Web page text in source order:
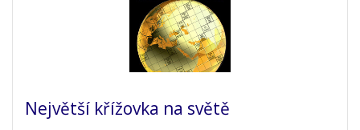
Největší křížovka na světě